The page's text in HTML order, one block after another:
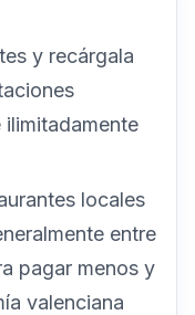
y recárgala
locales
entre
pagar menos y
valenciana